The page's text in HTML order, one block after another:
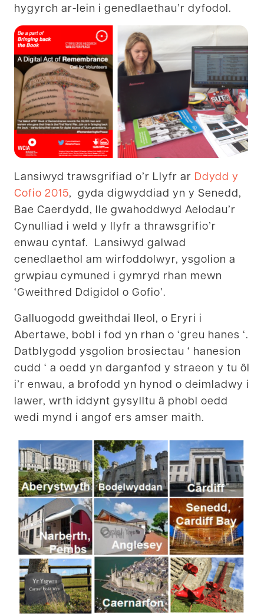
hygyrch ar-lein i genedlaethau’r dyfodol.
Lansiwyd trawsgrifiad o’r Llyfr ar Ddydd y
Cofio 2015, gyda digwyddiad yn y Senedd,
Bae Caerdydd, lle gwahoddwyd Aelodau’r
Cynulliad i weld y llyfr a thrawsgrifio’r
enwau cyntaf. Lansiwyd galwad
cenedlaethol am wirfoddolwyr, ysgolion a
grwpiau cymuned i gymryd rhan mewn
‘Gweithred Ddigidol o Gofio’.
Galluogodd gweithdai lleol, o Eryri i
Abertawe, bobl i fod yn rhan o ‘greu hanes ‘.
Datblygodd ysgolion brosiectau ‘ hanesion
cudd ‘ a oedd yn darganfod y straeon y tu ôl
i’r enwau, a brofodd yn hynod o deimladwy i
lawer, wrth iddynt gysylltu â phobl oedd
wedi mynd i angof ers amser maith.